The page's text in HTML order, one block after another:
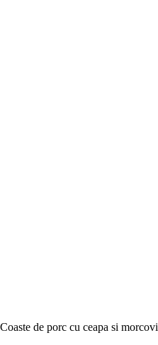
Coaste de porc cu ceapa si morcovi